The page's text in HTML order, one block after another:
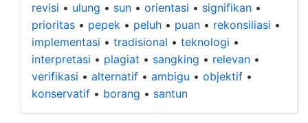
revisi • ulung • sun • orientasi • signifikan •
prioritas • pepek • peluh • puan • rekonsiliasi •
implementasi • tradisional • teknologi •
interpretasi • plagiat • sangking • relevan •
verifikasi • alternatif • ambigu • objektif •
konservatif • borang • santun